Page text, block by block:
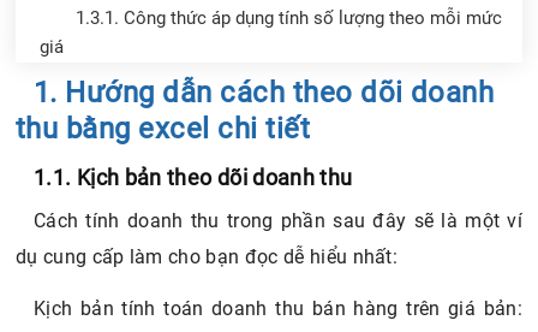
1.3.1. Công thức áp dụng tính số lượng theo mỗi mức
giá
1.3.2. Cách tính chi tiết theo dõi doanh thu bán hàng
bằng excel
2. Những sheet cần có trong bảng tính toán theo dõi
doanh thu bằng excel
2.2. Bảng báo cáo các tệp excel
Chia sẻ tin với bạn bè
1. Hướng dẫn cách theo dõi doanh
thu bằng excel chi tiết
1.1. Kịch bản theo dõi doanh thu
Cách tính doanh thu trong phần sau đây sẽ là một ví
dụ cung cấp làm cho bạn đọc dễ hiểu nhất:
Kịch bản tính toán doanh thu bán hàng trên giá bản: